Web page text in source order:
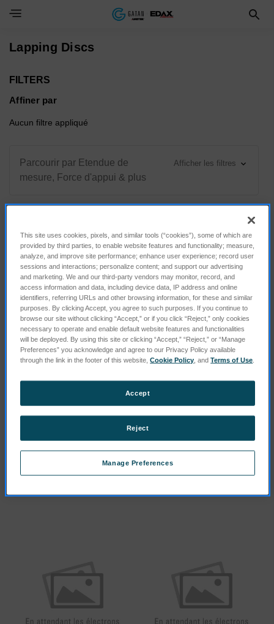
Toggle Navigation Menu
Lapping Discs
FILTERS
Affiner par
Aucun filtre appliqué
Parcourir par Etendue de
mesure, Force d'appui & plus
Afficher les filtres
Trier par :
SKU : 623.30033
Connectez-vous pour
Lapping Discs (15 µm, 60
SKU : 623.30032
Connectez-vous pour
This site uses cookies, pixels, and similar tools (“cookies”), some of which are
provided by third parties, to enable website features and functionality; measure,
analyze, and improve site performance; enhance user experience; record user
sessions and interactions; personalize content; and support our advertising
and marketing. We and our third-party vendors may monitor, record, and
access information and data, including device data, IP address and online
identifiers, referring URLs and other browsing information, for these and similar
purposes. By clicking Accept, you agree to such purposes. If you continue to
browse our site without clicking “Accept,” or if you click “Reject,” only cookies
necessary to operate and enable default website features and functionalities
will be deployed. By using this site or clicking “Accept,” “Reject,” or “Manage
Preferences” you acknowledge and agree to our Privacy Policy available
through the link in the footer of this website,Cookie Policy , andTerms of Use
Manage Preferences
Reject
Accept